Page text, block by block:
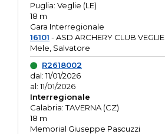
Puglia: Veglie (LE)
18 m
Gara Interregionale
16101 - ASD ARCHERY CLUB VEGLIE
Mele, Salvatore
R2618002
dal: 11/01/2026
al: 11/01/2026
Interregionale
Calabria: TAVERNA (CZ)
18 m
Memorial Giuseppe Pascuzzi